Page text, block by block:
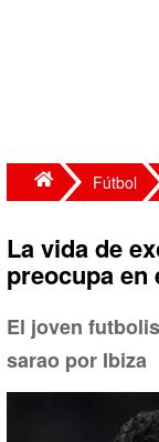
Fútbol
La vida de
preocupa en
El joven
sarao por Ibiza